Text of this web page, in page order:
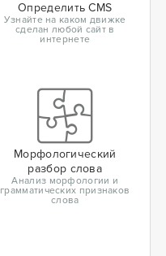
Определить CMS
Узнайте на каком движке
сделан любой сайт в
интернете
Морфологический
разбор слова
Анализ морфологии и
грамматических признаков
слова